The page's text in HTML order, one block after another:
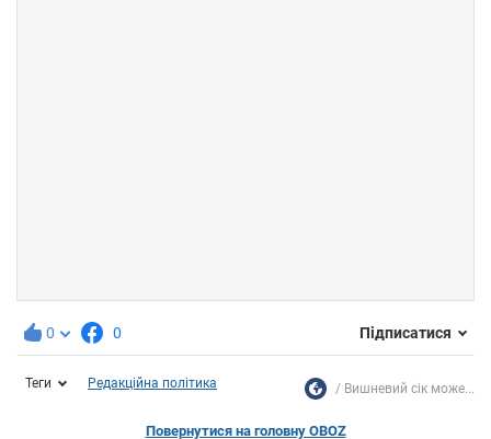
0 0 Підписатися
Теги Редакційна політика Вишневий сік може...
Повернутися на головну OBOZ